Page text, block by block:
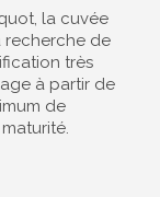
la cuvée
recherche de
très
à partir de
de